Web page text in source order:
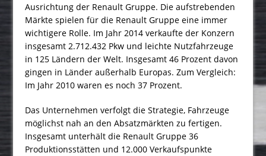
Ausrichtung der Renault Gruppe. Die aufstrebenden
Märkte spielen für die Renault Gruppe eine immer
wichtigere Rolle. Im Jahr 2014 verkaufte der Konzern
insgesamt 2.712.432 Pkw und leichte Nutzfahrzeuge
in 125 Län­dern der Welt. Insgesamt 46 Pro­­zent davon
gingen in Länder außerhalb Europas. Zum Vergleich:
Im Jahr 2010 waren es noch 37 Prozent.
Das Unternehmen verfolgt die Strategie, Fahrzeuge
möglichst nah an den Absatzmärkten zu fertigen.
Insgesamt unterhält die Renault Gruppe 36
Produktionsstätten und 12.000 Verkaufspunkte